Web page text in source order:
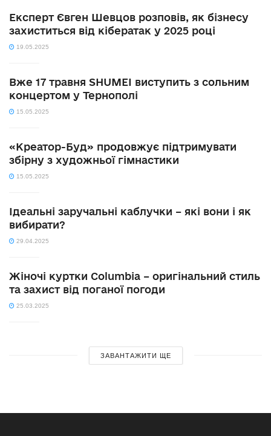
Експерт Євген Шевцов розповів, як бізнесу
захиститься від кібератак у 2025 році
19.05.2025
Вже 17 травня SHUMEI виступить з сольним
концертом у Тернополі
15.05.2025
«Креатор-Буд» продовжує підтримувати
збірну з художньої гімнастики
15.05.2025
Ідеальні заручальні каблучки – які вони і як
вибирати?
29.04.2025
Жіночі куртки Columbia – оригінальний стиль
та захист від поганої погоди
25.03.2025
ЗАВАНТАЖИТИ ЩЕ